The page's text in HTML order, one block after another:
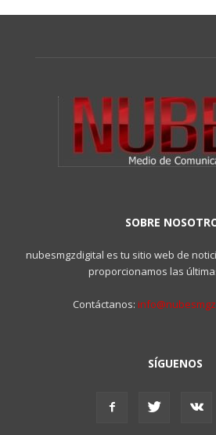
SOBRE
nubesmgzdigital es tu sitio web de
proporcionamos las
Contáctanos:
SÍGUENOS